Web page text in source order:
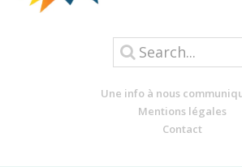
Une info à nous
Mentions légales
Contact